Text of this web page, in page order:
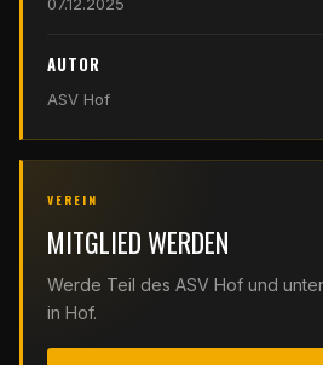
AUTOR
ASV Hof
VEREIN
MITGLIED WERDEN
Werde Teil des ASV Hof und
in Hof.